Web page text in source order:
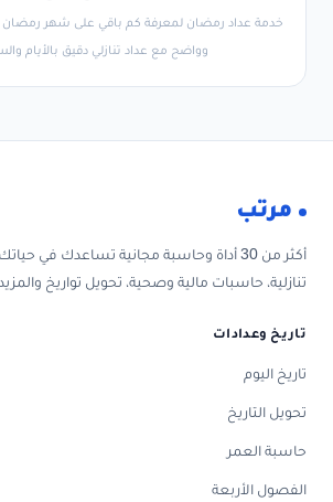
خدمة عداد رمضان لمعرفة كم باقي على شهر
وواضح مع عداد تنازلي دقيق بالأيام
مرتب
أكثر من 30 أداة وحاسبة مجانية تساعدك في
تنازلية، حاسبات مالية وصحية، تحويل تواريخ
تاريخ وعدادات
تاريخ اليوم
تحويل التاريخ
حاسبة العمر
الفصول الأربعة